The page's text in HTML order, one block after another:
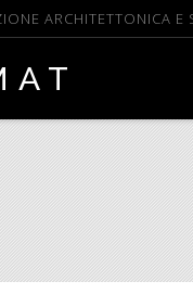
ARCHITETTONICA E